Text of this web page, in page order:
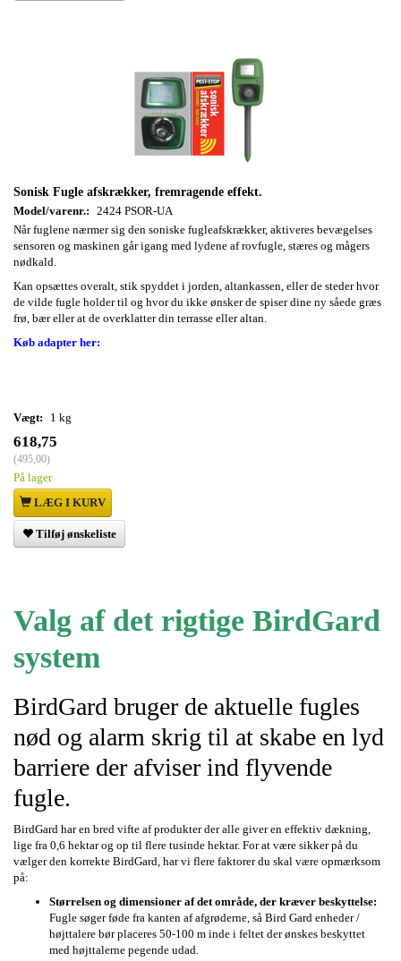
Sonisk Fugle afskrækker, fremragende effekt.
Model/varenr.: 2424 PSOR-UA
Når fuglene nærmer sig den soniske fugleafskrækker, aktiveres bevægelses
sensoren og maskinen går igang med lydene af rovfugle, stæres og mågers
nødkald.
Kan opsættes overalt, stik spyddet i jorden, altankassen, eller de steder hvor
de vilde fugle holder til og hvor du ikke ønsker de spiser dine ny såede græs
frø, bær eller at de overklatter din terrasse eller altan.
Køb adapter her:
Vægt: 1 kg
618,75
(495,00)
På lager
LÆG I KURV
Tilføj ønskeliste
Valg af det rigtige BirdGard
system
BirdGard bruger de aktuelle fugles
nød og alarm skrig til at skabe en lyd
barriere der afviser ind flyvende
fugle.
BirdGard har en bred vifte af produkter der alle giver en effektiv dækning,
lige fra 0,6 hektar og op til flere tusinde hektar. For at være sikker på du
vælger den korrekte BirdGard, har vi flere faktorer du skal være opmærksom
på:
Størrelsen og dimensioner af det område, der kræver beskyttelse:
Fugle søger føde fra kanten af afgrøderne, så Bird Gard enheder /
højttalere bør placeres 50-100 m inde i feltet der ønskes beskyttet
med højttalerne pegende udad.